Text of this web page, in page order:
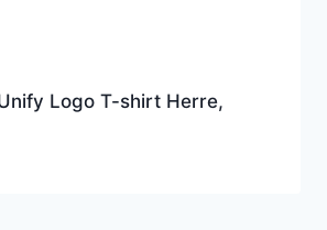
Logo T-shirt Herre,